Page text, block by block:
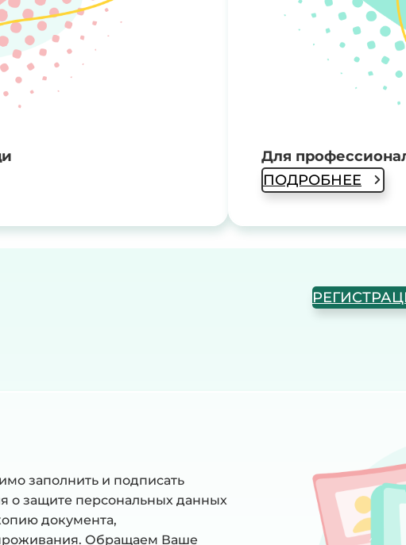
Для
ПОДРОБНЕЕ
заполнить и подписать
о защите персональных данных
документа,
Обращаем Ваше